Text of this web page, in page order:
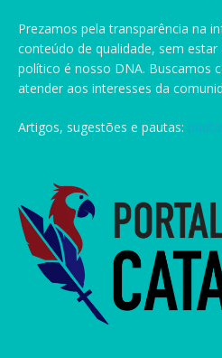
Prezamos pela transparência na
conteúdo de qualidade, sem
político é nosso DNA. Buscamos
atender aos interesses da
Artigos, sugestões e pautas: